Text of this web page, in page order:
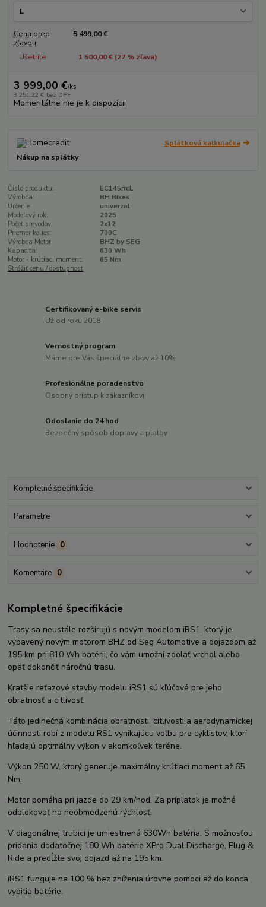
Cena pred
zľavou
5 499,00 €
Ušetríte 1 500,00 € (27% zľava)
3 999,00 €/ks
3 251,22 € bez DPH
Momentálne nie je k dispozícii
Splátková kalkulačka
Nákup na splátky
Číslo produktu:
EC145rrcL
Výrobca:
BH Bikes
Určenie:
univerzal
Modelový rok:
2025
Počet prevodov:
2x12
Priemer kolies:
700C
Výrobca Motor:
BHZ by SEG
Kapacita:
630 Wh
Motor - krútiaci moment:
65 Nm
Strážiť cenu / dostupnosť
Certifikovaný e-bike servis
Už od roku 2018
Vernostný program
Máme pre Vás špeciálne zľavy až 10%
Profesionálne poradenstvo
Osobný prístup k zákazníkovi
Odoslanie do 24 hod
Bezpečný spôsob dopravy a platby
Kompletné špecifikácie
Parametre
Hodnotenie 0
Komentáre 0
Kompletné špecifikácie
Trasy sa neustále rozširujú s novým modelom iRS1, ktorý je
vybavený novým motorom BHZ od Seg Automotive a dojazdom až
195 km pri 810 Wh batérii, čo vám umožní zdolať vrchol alebo
opäť dokončiť náročnú trasu.
Kratšie reťazové stavby modelu iRS1 sú kľúčové pre jeho
obratnosť a citlivosť.
Táto jedinečná kombinácia obratnosti, citlivosti a aerodynamickej
účinnosti robí z modelu RS1 vynikajúcu voľbu pre cyklistov, ktorí
hľadajú optimálny výkon v akomkoľvek teréne.
Výkon 250 W, ktorý generuje maximálny krútiaci moment až 65
Nm.
Motor pomáha pri jazde do 29 km/hod. Za príplatok je možné
odblokovať na neobmedzenú rýchlosť.
V diagonálnej trubici je umiestnená 630Wh batéria. S možnosťou
pridania dodatočnej 180 Wh batérie XPro Dual Discharge, Plug &
Ride a predĺžte svoj dojazd až na 195 km.
iRS1 funguje na 100 % bez zníženia úrovne pomoci až do konca
vybitia batérie.